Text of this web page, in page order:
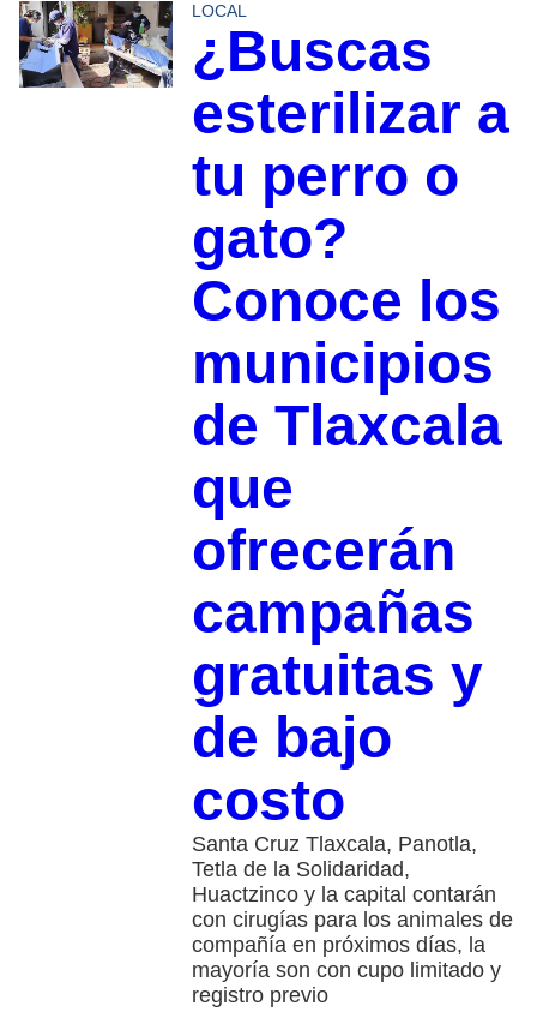
LOCAL
¿Buscas
esterilizar a
tu perro o
gato?
Conoce los
municipios
de Tlaxcala
que
ofrecerán
campañas
gratuitas y
de bajo
costo
Santa Cruz Tlaxcala, Panotla,
Tetla de la Solidaridad,
Huactzinco y la capital contarán
con cirugías para los animales de
compañía en próximos días, la
mayoría son con cupo limitado y
registro previo